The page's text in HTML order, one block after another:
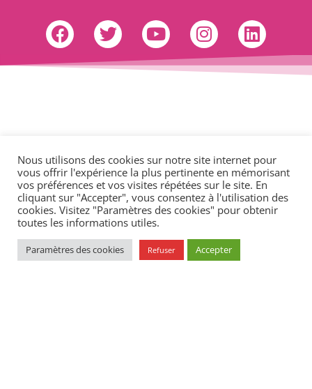
Sous l'égide de la Fondation FACE
Nous utilisons des cookies sur notre site internet pour
vous offrir l'expérience la plus pertinente en mémorisant
vos préférences et vos visites répétées sur le site. En
cliquant sur "Accepter", vous consentez à l'utilisation des
cookies. Visitez "Paramètres des cookies" pour obtenir
toutes les informations utiles.
Paramètres des cookies Refuser Accepter